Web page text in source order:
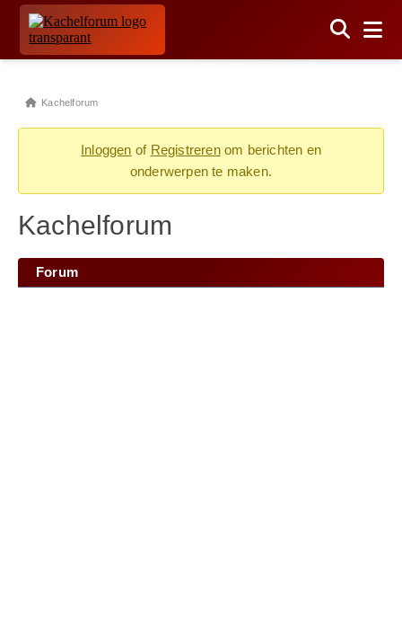
Kachelforum
Inloggen of Registrerenom berichten en
onderwerpen te maken.
Kachelforum
Forum